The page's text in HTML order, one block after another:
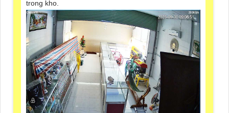
trong kho.